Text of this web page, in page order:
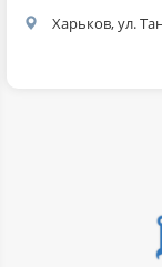
Харьков, ул.